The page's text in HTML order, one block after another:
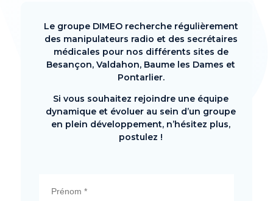
Le groupe DIMEO recherche régulièrement
des manipulateurs radio et des secrétaires
médicales pour nos différents sites de
Besançon, Valdahon, Baume les Dames et
Pontarlier.
Si vous souhaitez rejoindre une équipe
dynamique et évoluer au sein d’un groupe
en plein développement, n’hésitez plus,
postulez !